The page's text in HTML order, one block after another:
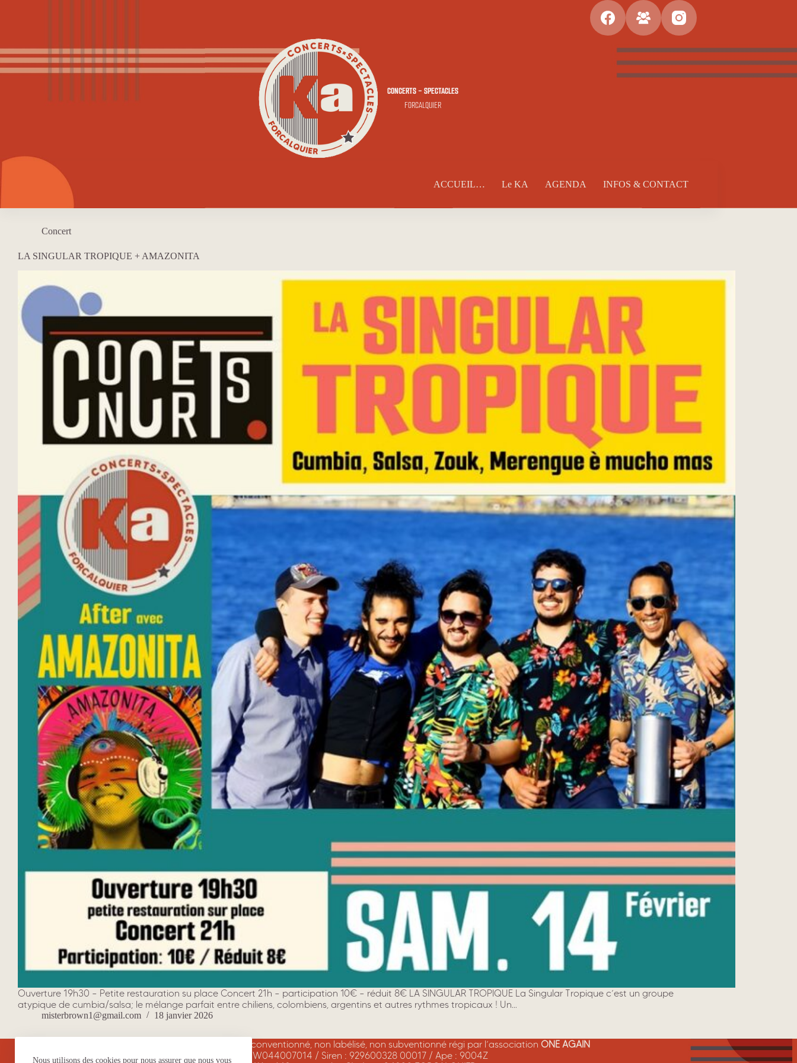
Nous utilisons des cookies pour nous assurer que nous vous
CONCERTS - SPECTACLES
FORCALQUIER
ACCUEIL… Le KA AGENDA INFOS & CONTACT
Concert
LA SINGULAR TROPIQUE + AMAZONITA
Ouverture 19h30 – Petite restauration su place Concert 21h – participation 10€ – réduit 8€ LA SINGULAR TROPIQUE La Singular Tropique c’est un groupe
atypique de cumbia/salsa; le mélange parfait entre chiliens, colombiens, argentins et autres rythmes tropicaux ! Un…
misterbrown1@gmail.com 18 janvier 2026
est un lieu culturel non conventionné, non labélisé, non subventionné régi par l’associationONE AGAIN
Rna : W044007014 / Siren : 929600328 00017 / Ape : 9004Z